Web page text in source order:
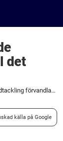
det
Se fotbollens mest lyckade glidtackling förvandlas till det perfekta avslutet
källa på Google